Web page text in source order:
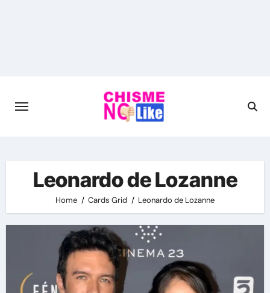
Leonardo de Lozanne
Home Cards Grid Leonardo de Lozanne